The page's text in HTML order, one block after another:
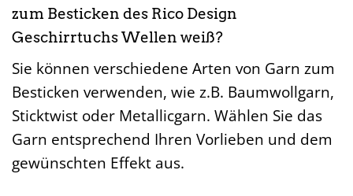
zum Besticken des Rico Design
Geschirrtuchs Wellen weiß?
Sie können verschiedene Arten von Garn zum
Besticken verwenden, wie z.B. Baumwollgarn,
Sticktwist oder Metallicgarn. Wählen Sie das
Garn entsprechend Ihren Vorlieben und dem
gewünschten Effekt aus.